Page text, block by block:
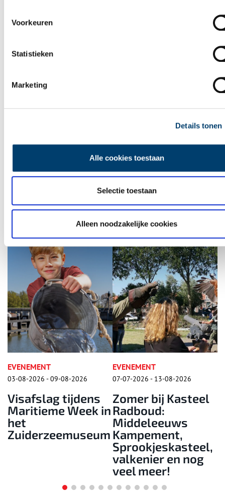
Voorkeuren
Statistieken
Marketing
Details tonen
Alle cookies toestaan
Selectie toestaan
Alleen noodzakelijke cookies
Leuke uitjes in Noord-Holland
08-2026
tijdens
Week in
07-07-2026 - 13-08-2026
Zomer bij Kasteel
Radboud:
Middeleeuws
Kampement,
Sprookjeskasteel,
valkenier en nog
veel meer!
15-08-2026 - 15-
Zaanse